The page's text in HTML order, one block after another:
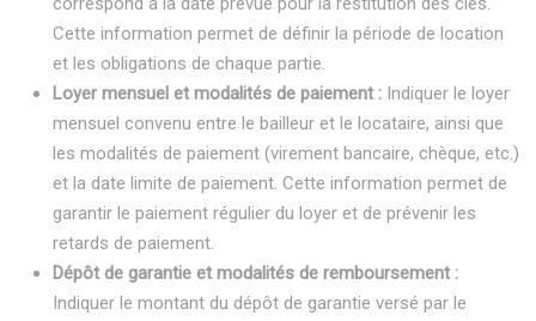
Cette information permet de définir la période de location
et les obligations de chaque partie.
Loyer mensuel et modalités de paiement : Indiquer le loyer
mensuel convenu entre le bailleur et le locataire, ainsi que
les modalités de paiement (virement bancaire, chèque, etc.)
et la date limite de paiement. Cette information permet de
garantir le paiement régulier du loyer et de prévenir les
retards de paiement.
Dépôt de garantie et modalités de remboursement :
Indiquer le montant du dépôt de garantie versé par le